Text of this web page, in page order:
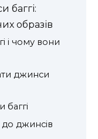
баггі:
образів
і чому вони
джинси
до джинсів